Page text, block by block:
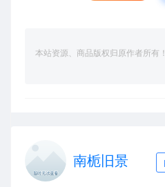
本站资源、商品版权归原作者所有！
南栀旧景